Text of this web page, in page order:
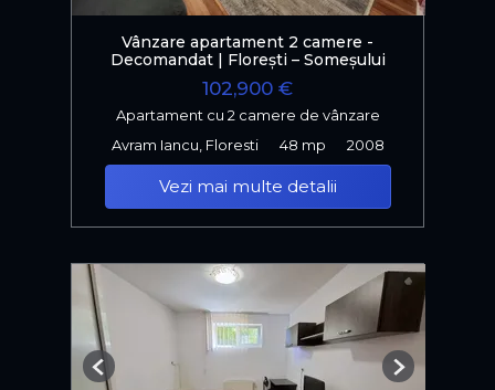
Vânzare apartament 2 camere -
Decomandat | Florești – Someșului
102,900 €
Apartament cu 2 camere de vânzare
Avram Iancu, Floresti
48 mp 2008
Vezi mai multe detalii
Previous Next